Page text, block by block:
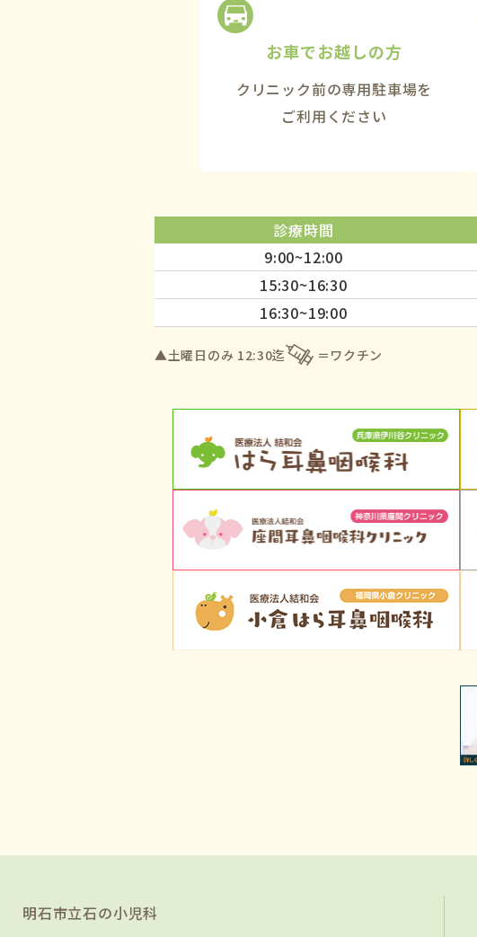
お車でお越しの方
クリニック前の専用駐車場を
ご利用ください
診療時間
9:00~12:00
15:30~16:30
16:30~19:00
▲土曜日のみ 12:30迄 ワクチン
明石市立石の小児科